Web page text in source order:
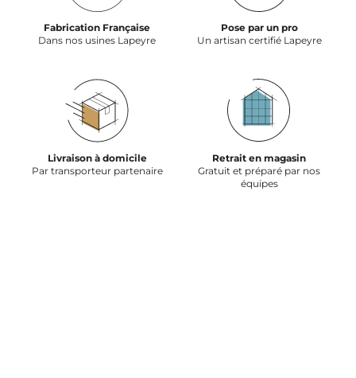
Fabrication Française
Dans nos usines Lapeyre
Pose par un pro
Un artisan certifié Lapeyre
Livraison à domicile
Par transporteur partenaire
Retrait en magasin
Gratuit et préparé par nos
équipes